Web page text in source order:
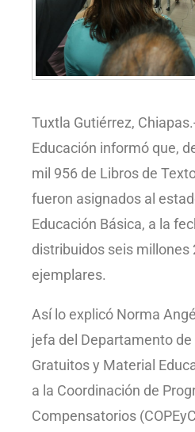
Tuxtla Gutiérrez,
Educación informó que,
mil 956 de Libros de
fueron asignados al
Educación Básica, a la
distribuidos seis millones
ejemplares.
Así lo explicó Norma
jefa del Departamento
Gratuitos y Material
a la Coordinación de
Compensatorios